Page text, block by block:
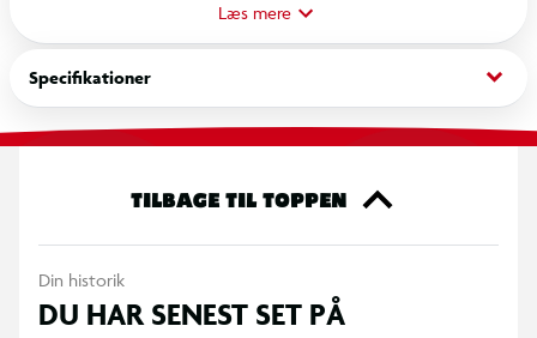
Læs mere
Specifikationer keyboard_arrow_down
TILBAGE TIL TOPPEN
Din historik
DU HAR SENEST SET PÅ